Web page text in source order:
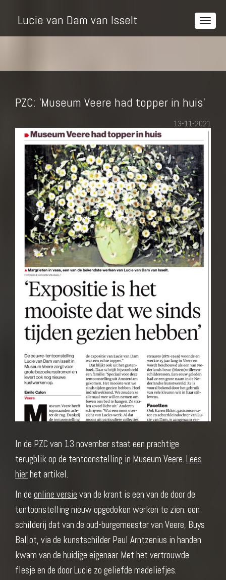
Lucie van Dam van Isselt
PZC: 'Museum Veere had topper in huis'
13-11-2021
In de PZC van 13 november staat een prachtige
terugblik op de tentoonstelling in Museum Veere. Lees
hierhet artikel.
In de online versie van de krant is een van de door de
tentoonstelling nieuw opgedoken werken te zien: een
schilderij dat van de oud-burgemeester van Veere, Buys
Ballot, via de kunstschilder Paul Arntzenius in handen
kwam van de huidige eigenaar. Met het vertrouwde
flesje en de door Lucie zo geliefde madeliefjes.